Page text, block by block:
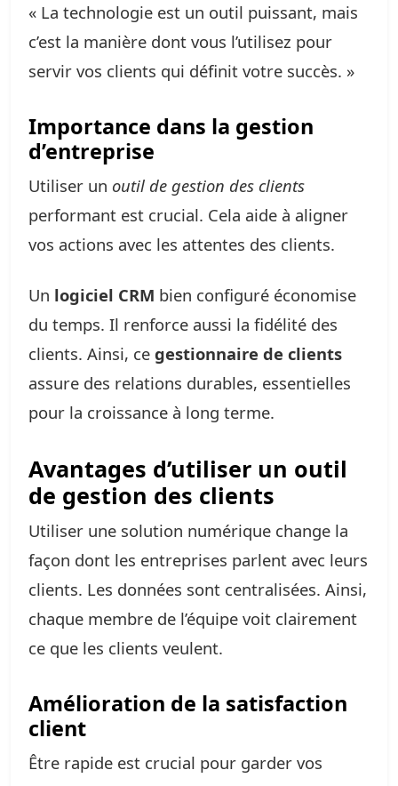
« La technologie est un outil puissant, mais
c’est la manière dont vous l’utilisez pour
servir vos clients qui définit votre succès. »
Importance dans la gestion
d’entreprise
Utiliser un outil de gestion des clients
performant est crucial. Cela aide à aligner
vos actions avec les attentes des clients.
Un logiciel CRM bien configuré économise
du temps. Il renforce aussi la fidélité des
clients. Ainsi, ce gestionnaire de clients
assure des relations durables, essentielles
pour la croissance à long terme.
Avantages d’utiliser un outil
de gestion des clients
Utiliser une solution numérique change la
façon dont les entreprises parlent avec leurs
clients. Les données sont centralisées. Ainsi,
chaque membre de l’équipe voit clairement
ce que les clients veulent.
Amélioration de la satisfaction
client
Être rapide est crucial pour garder vos